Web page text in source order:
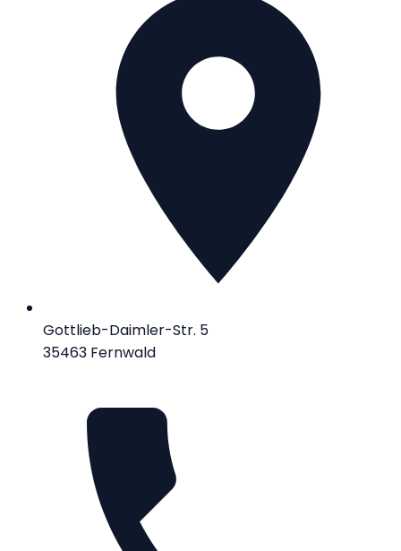
Gottlieb-Daimler-Str. 5
35463 Fernwald